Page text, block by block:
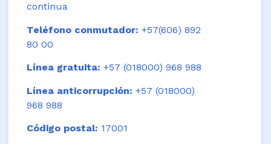
continua
Teléfono conmutador: +57(606) 892
80 00
Línea gratuita: +57 (018000) 968 988
Línea anticorrupción: +57 (018000)
968 988
Código postal: 17001